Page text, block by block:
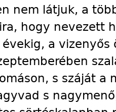
nem látjuk, a
hogy nevezett
a
s száját a
s